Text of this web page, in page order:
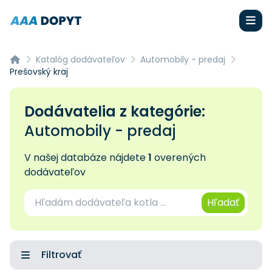
Katalóg dodávateľov
Automobily - predaj
Prešovský kraj
Dodávatelia z kategórie:
Automobily - predaj
V našej databáze nájdete1 overených
dodávateľov
Hľadať
Filtrovať